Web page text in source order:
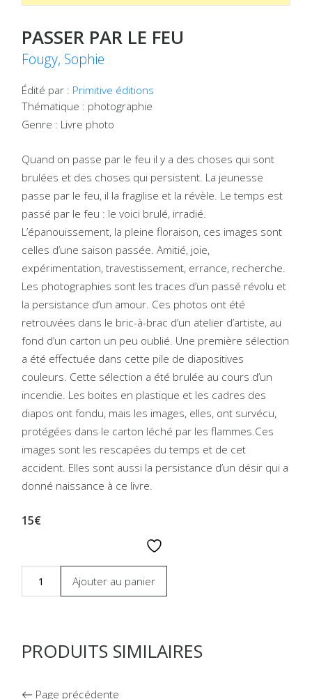
PASSER PAR LE FEU
Fougy, Sophie
Édité par : Primitive éditions
Thématique : photographie
Genre : Livre photo
Quand on passe par le feu il y a des choses qui sont
brulées et des choses qui persistent. La jeunesse
passe par le feu, il la fragilise et la révèle. Le temps est
passé par le feu : le voici brulé, irradié.
L’épanouissement, la pleine floraison, ces images sont
celles d’une saison passée. Amitié, joie,
expérimentation, travestissement, errance, recherche.
Les photographies sont les traces d’un passé révolu et
la persistance d’un amour. Ces photos ont été
retrouvées dans le bric-à-brac d’un atelier d’artiste, au
fond d’un carton un peu oublié. Une première sélection
a été effectuée dans cette pile de diapositives
couleurs. Cette sélection a été brulée au cours d’un
incendie. Les boites en plastique et les cadres des
diapos ont fondu, mais les images, elles, ont survécu,
protégées dans le carton léché par les flammes.Ces
images sont les rescapées du temps et de cet
accident. Elles sont aussi la persistance d’un désir qui a
donné naissance à ce livre.
15€
Ajouter au panier
PRODUITS SIMILAIRES
Page précédente